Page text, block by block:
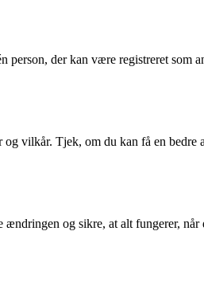
person, der kan være registreret som
vilkår. Tjek, om du kan få en bedre
ændringen og sikre, at alt fungerer,